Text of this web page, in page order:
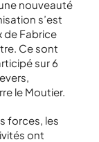
nouveauté
s’est
de Fabrice
Ce sont
sur 6
le Moutier.
forces, les
ont